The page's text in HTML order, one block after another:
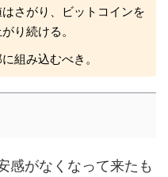
さがり、ビットコインを
り続ける。
組み込むべき。
感がなくなって来たも